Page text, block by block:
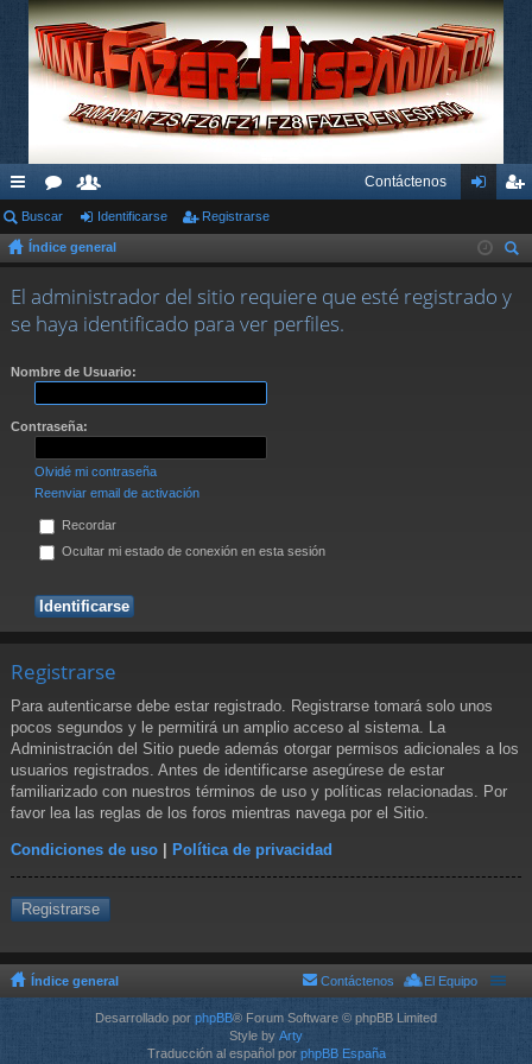
nl
ac
es
rá
s
or
os
su
ari
os
Contáctenos
nti
fic
ist
Buscar Identificarse Registrarse
Índice general
car
El administrador del sitio requiere que esté registrado y
se haya identificado para ver perfiles.
Nombre de Usuario:
Contraseña:
Olvidé mi contraseña
Reenviar email de activación
Recordar
Ocultar mi estado de conexión en esta sesión
Registrarse
Para autenticarse debe estar registrado. Registrarse tomará solo unos
pocos segundos y le permitirá un amplio acceso al sistema. La
Administración del Sitio puede además otorgar permisos adicionales a los
usuarios registrados. Antes de identificarse asegúrese de estar
familiarizado con nuestros términos de uso y políticas relacionadas. Por
favor lea las reglas de los foros mientras navega por el Sitio.
Condiciones de uso | Política de privacidad
Registrarse
Índice general El Equipo
Contáctenos
Desarrollado por phpBB® Forum Software © phpBB Limited
Style by Arty
Traducción al español por phpBB España